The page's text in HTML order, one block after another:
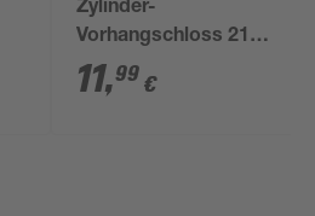
Zylinder-
Vorhangschloss 217
30.SB
11,99 €